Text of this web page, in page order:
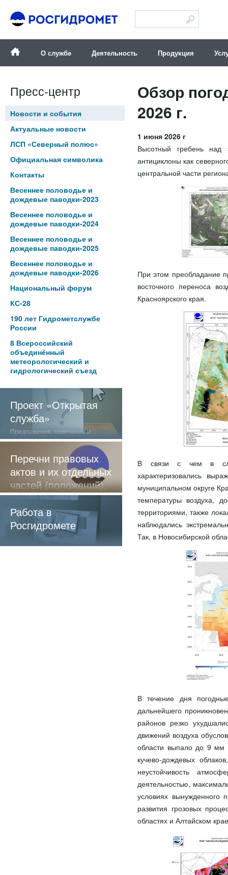
О службе Деятельность Продукция
Пресс-центр
Новости и события
Актуальные новости
ЛСП «Северный полюс»
Официальная символика
Контакты
Весеннее половодье и
дождевые паводки-2023
Весеннее половодье и
дождевые паводки-2024
Весеннее половодье и
дождевые паводки-2025
Весеннее половодье и
дождевые паводки-2026
Национальный форум
КС-28
190 лет Гидрометслужбе
России
8 Всероссийский
объединённый
метеорологический и
гидрологический съезд
Проект «Открытая
служба»
Предложения, замечания и
отзывы о нашей работе
Перечни правовых
актов и их отдельных
частей (положений),
содержащие
обязательные
требования
Работа в
Росгидромете
Обзор
2026 г.
1 июня 2026 г
Высотный гребень
антициклоны как
центральной части
При этом преобладание
восточного переноса
Красноярского края.
В связи с чем в
характеризовались
муниципальном округе
температуры воздуха,
территориями, также
наблюдались
Так, в Новосибирской
В течение дня
дальнейшего
районов резко
движений воздуха
области выпало до 9 мм
кучево-дождевых
неустойчивость
деятельностью,
условиях вынужденного
развития грозовых
областях и Алтайском